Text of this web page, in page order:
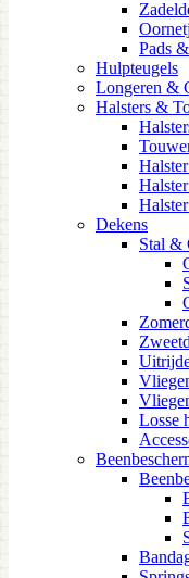
Pads
Hulpteugels
Longeren &
Halsters &
Dekens
Stal &
Losse